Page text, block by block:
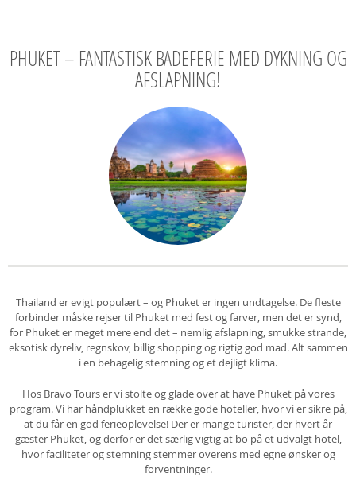
PHUKET – FANTASTISK BADEFERIE MED DYKNING OG
AFSLAPNING!
Thailand er evigt populært – og Phuket er ingen undtagelse. De fleste
forbinder måske rejser til Phuket med fest og farver, men det er synd,
for Phuket er meget mere end det – nemlig afslapning, smukke strande,
eksotisk dyreliv, regnskov, billig shopping og rigtig god mad. Alt sammen
i en behagelig stemning og et dejligt klima.
Hos Bravo Tours er vi stolte og glade over at have Phuket på vores
program. Vi har håndplukket en række gode hoteller, hvor vi er sikre på,
at du får en god ferieoplevelse! Der er mange turister, der hvert år
gæster Phuket, og derfor er det særlig vigtig at bo på et udvalgt hotel,
hvor faciliteter og stemning stemmer overens med egne ønsker og
forventninger.